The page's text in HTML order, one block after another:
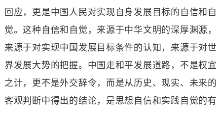
回应，更是中国人民对实现自身发展目标的自信和自
觉。这种自信和自觉，来源于中华文明的深厚渊源，
来源于对实现中国发展目标条件的认知，来源于对世
界发展大势的把握。中国走和平发展道路，不是权宜
之计，更不是外交辞令，而是从历史、现实、未来的
客观判断中得出的结论，是思想自信和实践自觉的有